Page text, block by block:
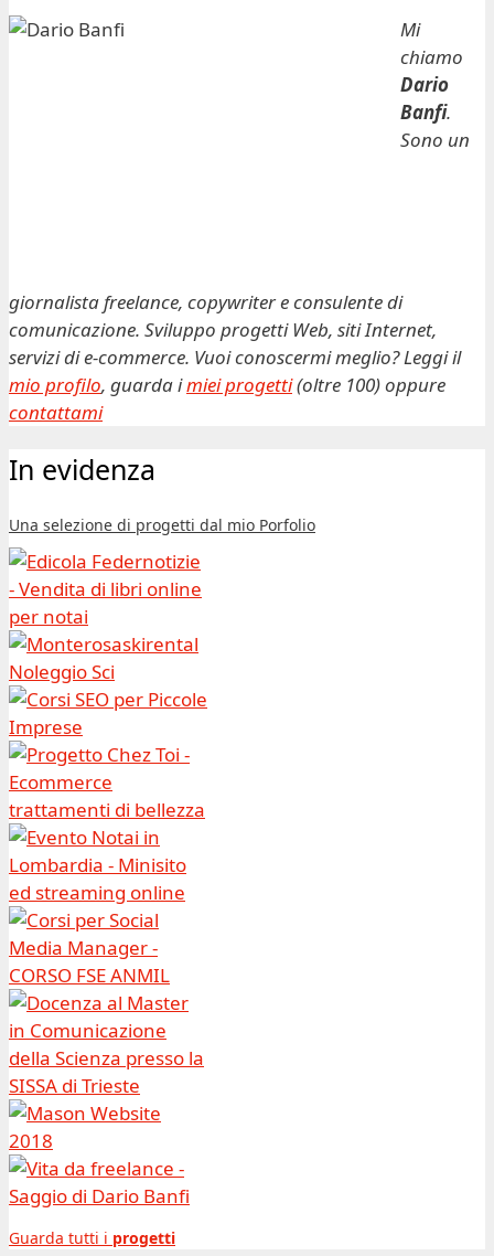
Mi
chiamo
Dario
Banfi.
Sono un
giornalista freelance, copywriter e consulente di
comunicazione. Sviluppo progetti Web, siti Internet,
servizi di e-commerce. Vuoi conoscermi meglio? Leggi il
mio profilo, guarda imiei progetti(oltre 100) oppure
contattami
In evidenza
Una selezione di progetti dal mio Porfolio
Guarda tutti i progetti